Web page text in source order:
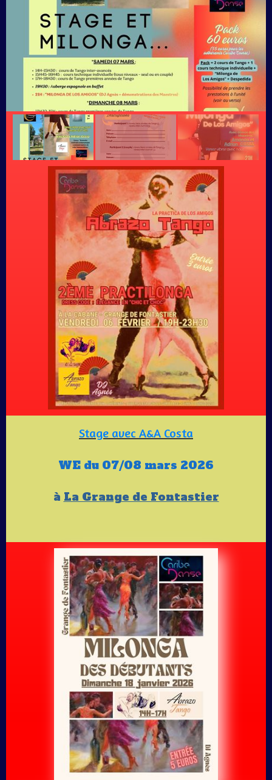
Stage avec A&A Costa
WE du 07/08 mars 2026
à La Grange de Fontastier